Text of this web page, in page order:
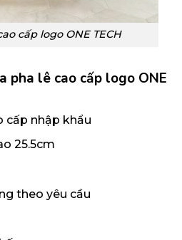
cấp logo ONE TECH
pha lê cao cấp logo ONE
cấp nhập khẩu
25.5cm
theo yêu cầu